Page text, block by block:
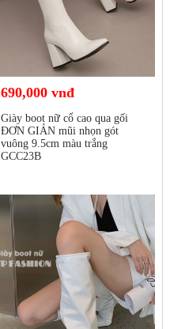
690,000 vnđ
Giày boot nữ cổ cao qua gối
ĐƠN GIẢN mũi nhọn gót
vuông 9.5cm màu trắng
GCC23B